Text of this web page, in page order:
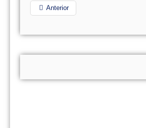
Anterior